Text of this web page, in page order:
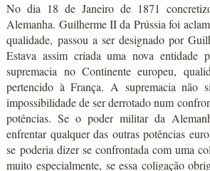
No dia 18 de Janeiro de 1871
Alemanha. Guilherme II da Prússia foi
qualidade, passou a ser designado por
Estava assim criada uma nova entidade
supremacia no Continente europeu,
pertencido à França. A supremacia não
impossibilidade de ser derrotado num
potências. Se o poder militar da
enfrentar qualquer das outras potências
se poderia dizer se confrontada com uma
muito especialmente, se essa coligação